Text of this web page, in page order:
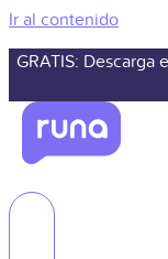
Ir al contenido
GRATIS: Descarga